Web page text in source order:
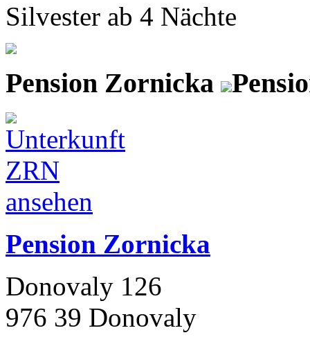
Silvester ab 4 Nächte
Pension Zornicka
Pension Zornicka
Donovaly 126
976 39 Donovaly